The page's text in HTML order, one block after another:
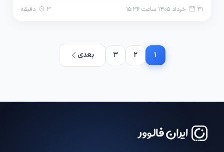
31 خرداد 1405 ساعت 15:36 3 دقیقه
1
2
3 بعدی